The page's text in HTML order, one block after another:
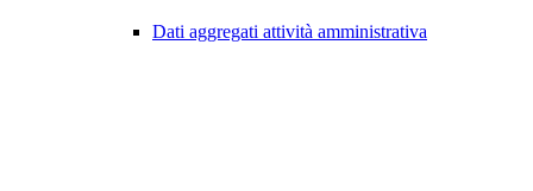
Dati aggregati attività amministrativa